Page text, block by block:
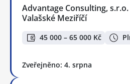
Advantage Consulting, s.r.o.
Valašské Meziříčí
45 000 – 65 000 Kč
Zveřejněno: 4. srpna